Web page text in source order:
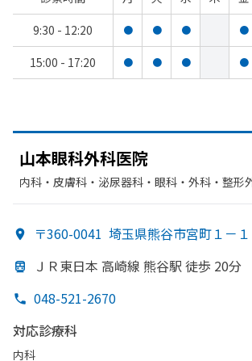
9:30 - 12:20
● ● ● ●
15:00 - 17:20 ● ● ● ●
山本眼科外科医院
内科・​皮膚科・​泌尿器科・​眼科・​外科・​整形
〒360-0041 埼玉県熊谷市宮町１－１
ＪＲ東日本 高崎線 熊谷駅 徒歩 20分
048-521-2670
対応診療科
内科